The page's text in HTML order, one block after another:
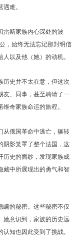
难。
雷斯家族内心深处的波
，始终无法忘记那封明信
以及他（她）的动机。
历史并不太在意，但这次
友、同事，甚至聘请了一
奇家族命运的旅程。
从俄国革命中逃亡，辗转
阴影笼罩了整个法国，这
历史的面纱，发现家族成
藏中所展现出的勇气和智
瞒的秘密。这些秘密不仅
她意识到，家族的历史远
知也因此受到了挑战。